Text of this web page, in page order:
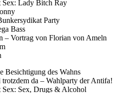
Sex: Lady Bitch Ray
Party
Bass
– Vortrag von Florian von Ameln
des Wahns
trotzdem da – Wahlparty der Antifa!
Sex, Drugs & Alcohol